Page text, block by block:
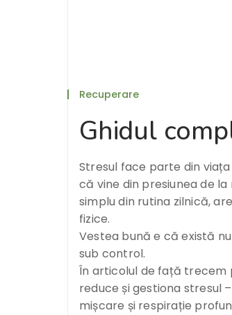
Recuperare
Ghidul
Stresul face parte din
că vine din presiunea de
simplu din rutina zilnică,
fizice.
Vestea bună e că există
sub control.
În articolul de față trecem
reduce și gestiona stresul
mișcare și respirație